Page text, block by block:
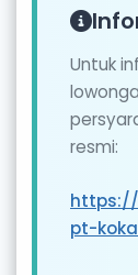
Untuk
resmi:
pt-